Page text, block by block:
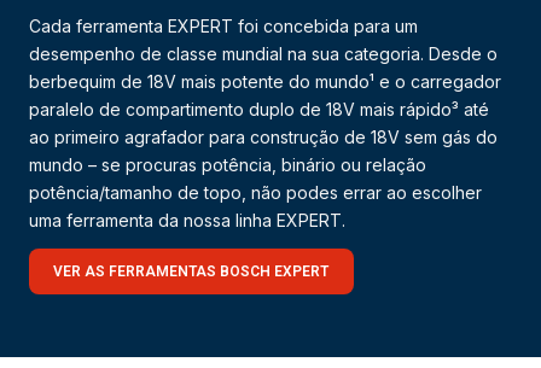
Cada ferramenta EXPERT foi concebida para um
desempenho de classe mundial na sua categoria. Desde o
berbequim de 18V mais potente do mundo¹ e o carregador
paralelo de compartimento duplo de 18V mais rápido³ até
ao primeiro agrafador para construção de 18V sem gás do
mundo – se procuras potência, binário ou relação
potência/tamanho de topo, não podes errar ao escolher
uma ferramenta da nossa linha EXPERT.
VER AS FERRAMENTAS BOSCH EXPERT